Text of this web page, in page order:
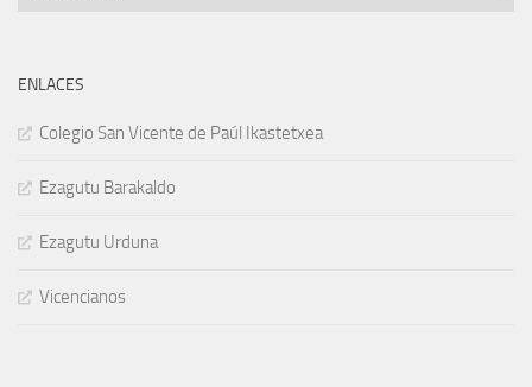
ENLACES
Colegio San Vicente de Paúl Ikastetxea
Ezagutu Barakaldo
Ezagutu Urduna
Vicencianos